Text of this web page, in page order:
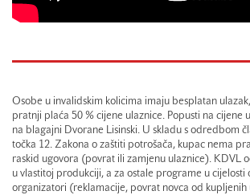
Osobe u invalidskim kolicima imaju besplatan
pratnji plaća 50 % cijene ulaznice. Popusti na cijene
na blagajni Dvorane Lisinski. U skladu s odredbom
točka 12. Zakona o zaštiti potrošača, kupac nema
raskid ugovora (povrat ili zamjenu ulaznice). KDVL
u vlastitoj produkciji, a za ostale programe u cijelosti
organizatori (reklamacije, povrat novca od kupljenih